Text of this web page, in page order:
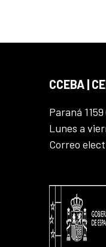
CCEBA |
Paraná
Lunes a
Correo